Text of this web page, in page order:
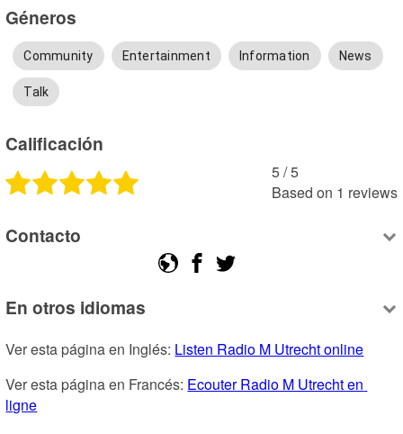
Géneros
Community Entertainment Information News
Talk
Calificación
5 /5
Based on 1 reviews
Contacto
En otros idiomas
Ver esta página en Inglés: Listen Radio M Utrecht online
Ver esta página en Francés: Ecouter Radio M Utrecht en
ligne